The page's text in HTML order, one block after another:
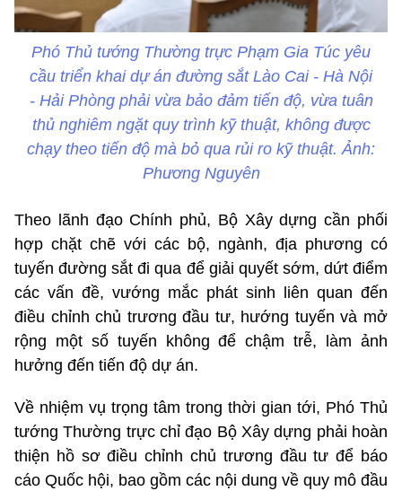
Phó Thủ tướng Thường trực Phạm Gia Túc yêu
cầu triển khai dự án đường sắt Lào Cai - Hà Nội
- Hải Phòng phải vừa bảo đảm tiến độ, vừa tuân
thủ nghiêm ngặt quy trình kỹ thuật, không được
chạy theo tiến độ mà bỏ qua rủi ro kỹ thuật. Ảnh:
Phương Nguyên
Theo lãnh đạo Chính phủ, Bộ Xây dựng cần phối
hợp chặt chẽ với các bộ, ngành, địa phương có
tuyến đường sắt đi qua để giải quyết sớm, dứt điểm
các vấn đề, vướng mắc phát sinh liên quan đến
điều chỉnh chủ trương đầu tư, hướng tuyến và mở
rộng một số tuyến không để chậm trễ, làm ảnh
hưởng đến tiến độ dự án.
Về nhiệm vụ trọng tâm trong thời gian tới, Phó Thủ
tướng Thường trực chỉ đạo Bộ Xây dựng phải hoàn
thiện hồ sơ điều chỉnh chủ trương đầu tư để báo
cáo Quốc hội, bao gồm các nội dung về quy mô đầu